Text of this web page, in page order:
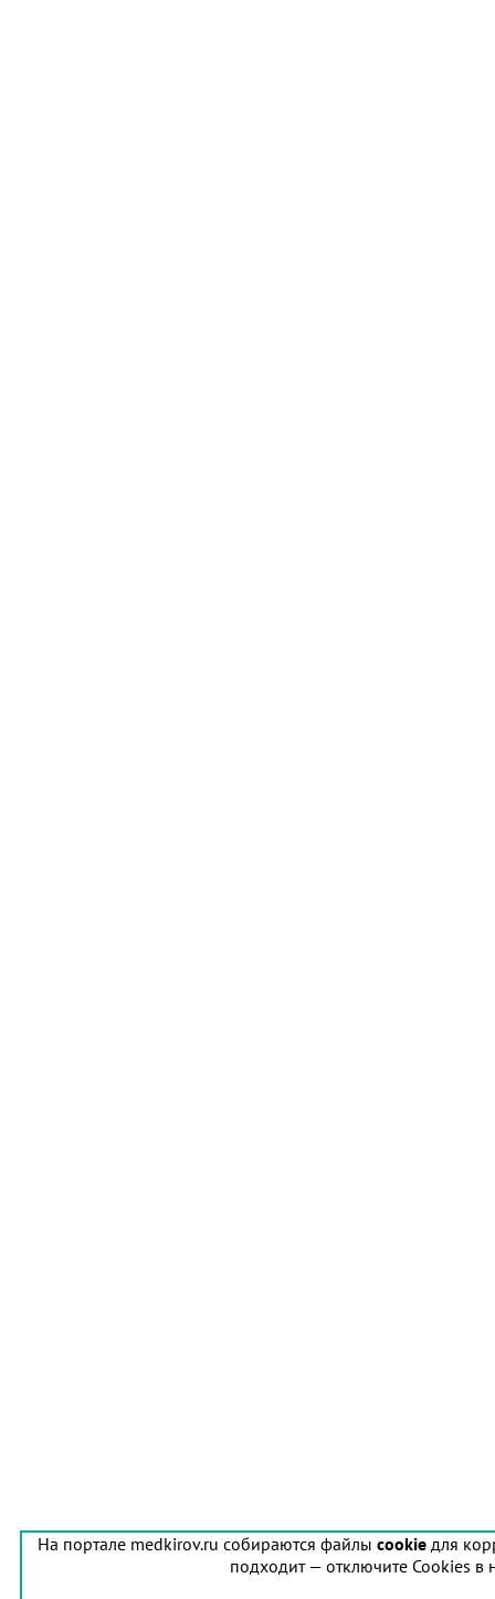
На портале medkirov.ru собираются файлы cookie для
подходит — отключите Cookies в